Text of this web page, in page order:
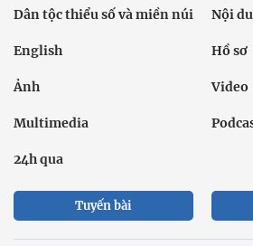
Dân tộc thiểu số và miền núi Nội
English Hồ sơ
Ảnh Video
Multimedia
24h qua
Tuyến bài